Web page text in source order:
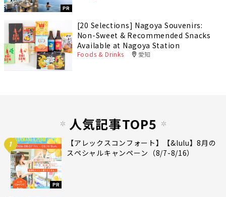
PR
[20 Selections] Nagoya Souvenirs:
Non-Sweet & Recommended Snacks
Available at Nagoya Station
Foods & Drinks 愛知
人気記事TOP5
1
PR
【アレックスコンフォート】【&lulu】8月の
スペシャルキャンペーン（8/7-8/16）